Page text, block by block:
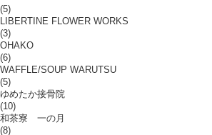
(5)
LIBERTINE FLOWER WORKS
(3)
OHAKO
(6)
WAFFLE/SOUP WARUTSU
(5)
ゆめたか接骨院
(10)
和茶寮 一の月
(8)